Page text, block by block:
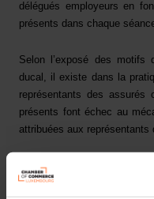
délégués employeurs en
présents dans chaque
Selon l’exposé des motifs
ducal, il existe dans la
représentants des assurés
présents font échec au
attribuées aux représentants
Le projet de règlement
améliorations à ce nouveau